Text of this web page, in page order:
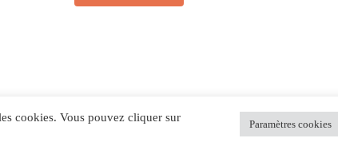
cookies. Vous pouvez cliquer sur
Paramètres cookies